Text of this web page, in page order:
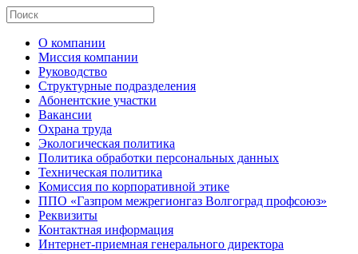
О компании
Миссия компании
Руководство
Структурные подразделения
Абонентские участки
Вакансии
Охрана труда
Экологическая политика
Политика обработки персональных данных
Техническая политика
Комиссия по корпоративной этике
ППО «Газпром межрегионгаз Волгоград профсоюз»
Реквизиты
Контактная информация
Интернет-приемная генерального директора